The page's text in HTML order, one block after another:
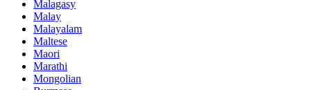
Malagasy
Malay
Malayalam
Maltese
Maori
Marathi
Mongolian